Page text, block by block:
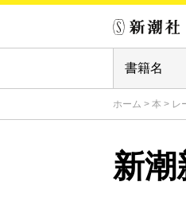
ホーム > 本 > レ
新潮